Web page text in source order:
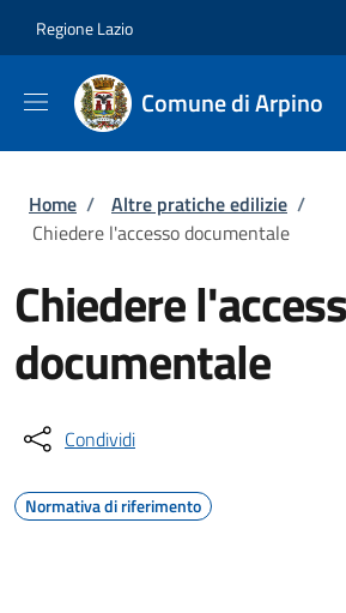
Regione Lazio
Comune di Arpino
Briciole di pane
Home / Altre pratiche edilizie /
Chiedere l'accesso documentale
Chiedere
documentale
Condividi
Normativa di riferimento